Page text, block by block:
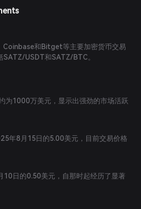
Coinbase和Bitget等主要加密货币交易
SATZ/USDT和SATZ/BTC。
为1000万美元，显示出强劲的市场活跃
年8月15日的5.00美元，目前交易价格
10日的0.50美元，自那时起经历了显著